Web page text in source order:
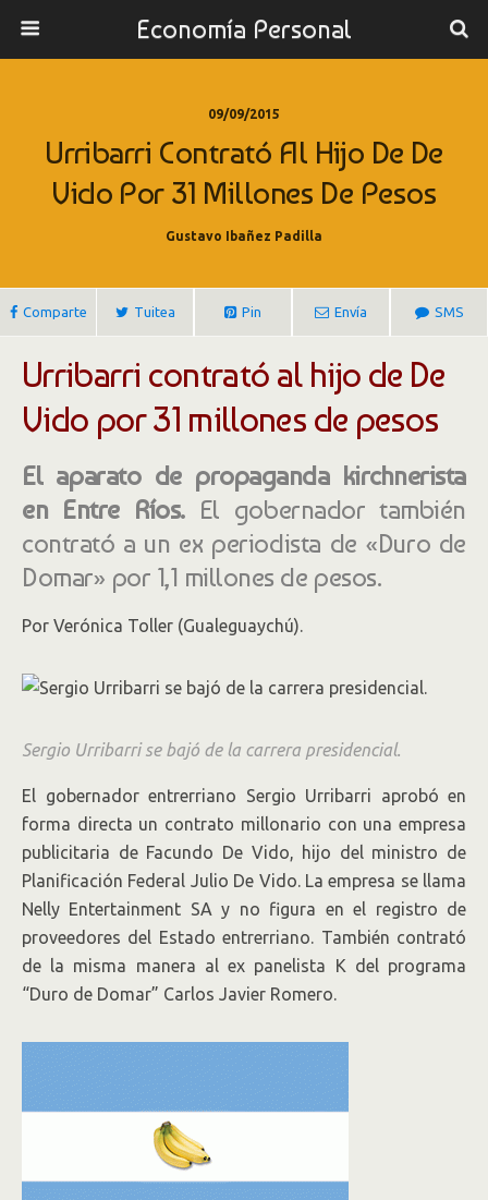
Economía Personal
09/09/2015
Urribarri Contrató Al Hijo De De
Vido Por 31 Millones De Pesos
Gustavo Ibañez Padilla
Comparte Tuitea Pin Envía SMS
Urribarri contrató al hijo de De
Vido por 31 millones de pesos
El aparato de propaganda kirchnerista
en Entre Ríos. El gobernador también
contrató a un ex periodista de «Duro de
Domar» por 1,1 millones de pesos.
Por Verónica Toller (Gualeguaychú).
Sergio Urribarri se bajó de la carrera presidencial.
El gobernador entrerriano Sergio Urribarri aprobó en
forma directa un contrato millonario con una empresa
publicitaria de Facundo De Vido, hijo del ministro de
Planificación Federal Julio De Vido. La empresa se llama
Nelly Entertainment SA y no figura en el registro de
proveedores del Estado entrerriano. También contrató
de la misma manera al ex panelista K del programa
“Duro de Domar” Carlos Javier Romero.